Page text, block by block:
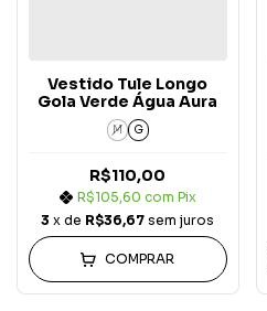
Vestido Tule Longo
Gola Verde Água Aura
M G
R$110,00
R$105,60 com Pix
3 x de R$36,67 sem juros
COMPRAR